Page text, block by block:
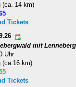
(ca. 14 km)
Tickets
mit
Uhr
(ca.16 km)
Tickets